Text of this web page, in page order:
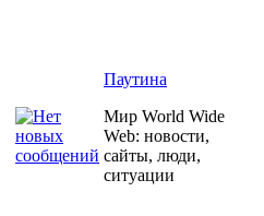
Паутина
Мир World Wide
Web: новости,
сайты, люди,
ситуации